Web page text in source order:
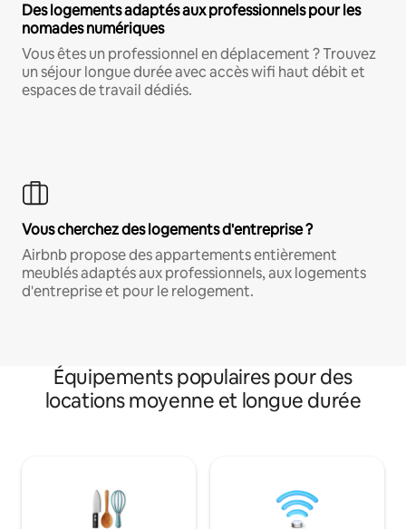
Des logements adaptés aux professionnels pour les
nomades numériques
Vous êtes un professionnel en déplacement ? Trouvez
un séjour longue durée avec accès wifi haut débit et
espaces de travail dédiés.
Vous cherchez des logements d'entreprise ?
Airbnb propose des appartements entièrement
meublés adaptés aux professionnels, aux logements
d'entreprise et pour le relogement.
Équipements populaires pour des
locations moyenne et longue durée